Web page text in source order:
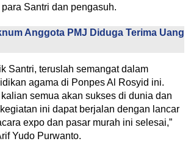
Santri dan pengasuh.
Anggota PMJ Diduga Terima Uang
Santri, teruslah semangat dalam
agama di Ponpes Al Rosyid ini.
semua akan sukses di dunia dan
ini dapat berjalan dengan lancar
expo dan pasar murah ini selesai,”
Yudo Purwanto.